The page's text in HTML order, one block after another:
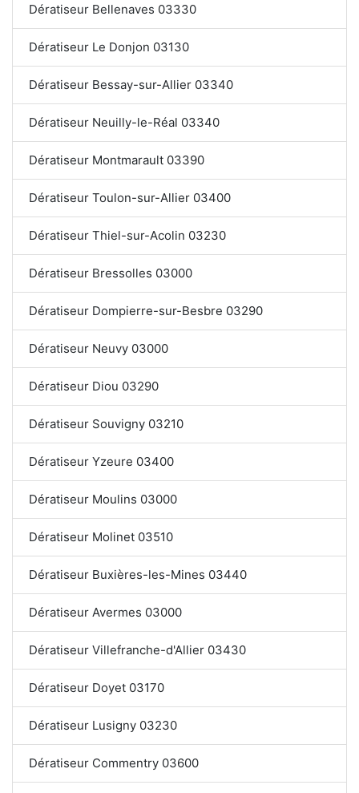
Dératiseur Bellenaves 03330
Dératiseur Le Donjon 03130
Dératiseur Bessay-sur-Allier 03340
Dératiseur Neuilly-le-Réal 03340
Dératiseur Montmarault 03390
Dératiseur Toulon-sur-Allier 03400
Dératiseur Thiel-sur-Acolin 03230
Dératiseur Bressolles 03000
Dératiseur Dompierre-sur-Besbre 03290
Dératiseur Neuvy 03000
Dératiseur Diou 03290
Dératiseur Souvigny 03210
Dératiseur Yzeure 03400
Dératiseur Moulins 03000
Dératiseur Molinet 03510
Dératiseur Buxières-les-Mines 03440
Dératiseur Avermes 03000
Dératiseur Villefranche-d'Allier 03430
Dératiseur Doyet 03170
Dératiseur Lusigny 03230
Dératiseur Commentry 03600